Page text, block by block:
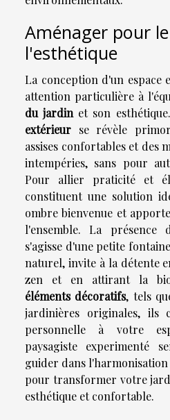
Aménager pour
l'esthétique
La conception d'un espace
attention particulière à
du jardinet son
extérieur se révèle
assises confortables et des
intempéries, sans pour
Pour allier praticité et
constituent une solution
ombre bienvenue et
l'ensemble. La
s'agisse d'une petite
naturel, invite à la détente
zen et en attirant la
éléments décoratifs, tels
jardinières originales, ils
personnelle à votre
paysagiste experimenté
guider dans
pour transformer votre
esthétique et confortable.